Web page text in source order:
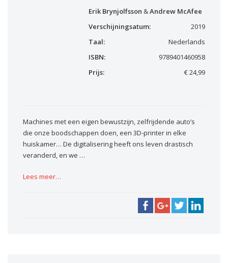
Erik Brynjolfsson &Andrew McAfee
Verschijningsatum:
2019
Taal:
Nederlands
ISBN:
9789401460958
Prijs:
€ 24,99
Machines met een eigen bewustzijn, zelfrijdende auto’s
die onze boodschappen doen, een 3D-printer in elke
huiskamer… De digitalisering heeft ons leven drastisch
veranderd, en we …
Lees meer…